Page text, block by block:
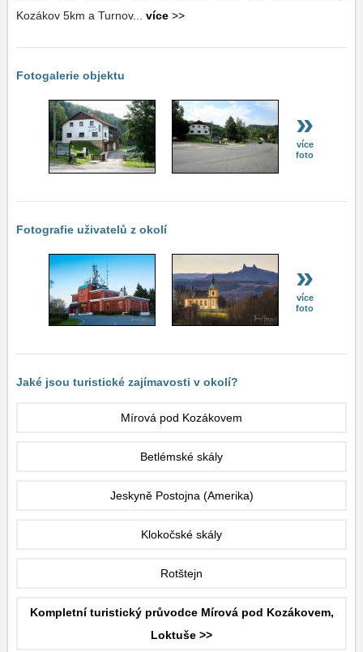
Kozákov 5km a Turnov... více >>
Fotogalerie objektu
»
více
foto
Fotografie uživatelů z okolí
»
více
foto
Jaké jsou turistické zajímavosti v okolí?
Mírová pod Kozákovem
Betlémské skály
Jeskyně Postojna (Amerika)
Klokočské skály
Rotštejn
Kompletní turistický průvodce Mírová pod Kozákovem,
Loktuše >>